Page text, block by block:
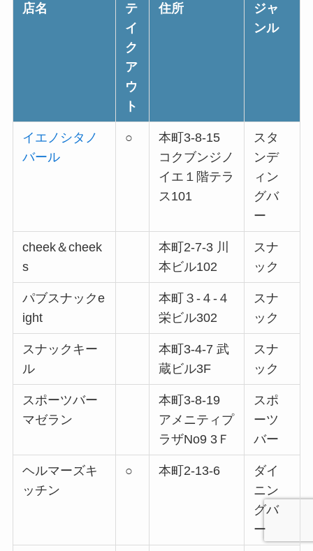
店名
テ
イ
ク
ア
ウ
ト
住所
ジャ
ンル
イエノシタノ
バール
○
本町3-8-15
コクブンジノ
イエ１階テラ
ス101
スタ
ンデ
ィン
グバ
ー
cheek＆cheek
s
本町2-7-3 川
本ビル102
スナ
ック
パブスナックe
ight
本町３-４-４
栄ビル302
スナ
ック
スナックキー
ル
本町3-4-7 武
蔵ビル3F
スナ
ック
スポーツバー
マゼラン
本町3-8-19
アメニティプ
ラザNo9 3Ｆ
スポ
ーツ
バー
ヘルマーズキ
ッチン
○ 本町2-13-6
ダイ
ニン
グバ
ー